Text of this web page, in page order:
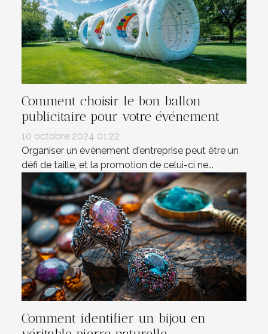
Comment choisir le bon ballon
publicitaire pour votre événement
10 octobre 2024 01:22
Organiser un événement d'entreprise peut être un
défi de taille, et la promotion de celui-ci ne...
Comment identifier un bijou en